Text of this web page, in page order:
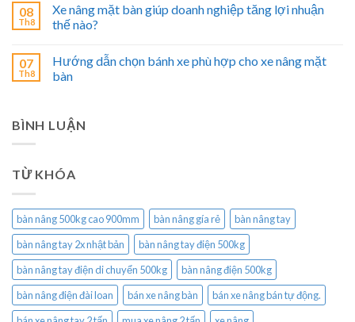
08
Th8
Xe nâng mặt bàn giúp doanh nghiệp tăng lợi nhuận
thế nào?
07
Th8
Hướng dẫn chọn bánh xe phù hợp cho xe nâng mặt
bàn
BÌNH LUẬN
TỪ KHÓA
bàn nâng 500kg cao 900mm bàn nâng gía rẻ
bàn nâng tay
bàn nâng tay 2x nhật bản
bàn nâng tay điện 500kg
bàn nâng tay điện di chuyển 500kg
bàn nâng điện 500kg
bàn nâng điện đài loan
bán xe nâng bàn
bán xe nâng bán tự động.